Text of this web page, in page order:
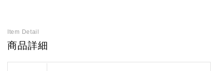
Item Detail
商品詳細